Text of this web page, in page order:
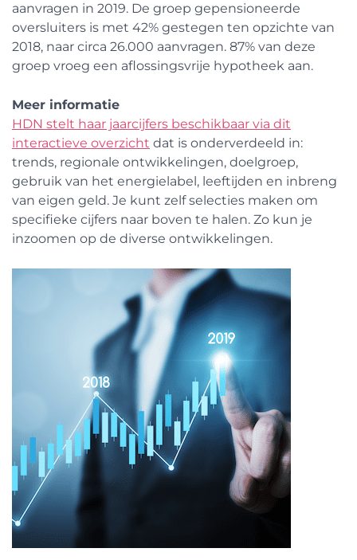
aanvragen in 2019. De groep gepensioneerde
oversluiters is met 42% gestegen ten opzichte van
2018, naar circa 26.000 aanvragen. 87% van deze
groep vroeg een aflossingsvrije hypotheek aan.
Meer informatie
HDN stelt haar jaarcijfers beschikbaar via dit
interactieve overzicht dat is onderverdeeld in:
trends, regionale ontwikkelingen, doelgroep,
gebruik van het energielabel, leeftijden en inbreng
van eigen geld. Je kunt zelf selecties maken om
specifieke cijfers naar boven te halen. Zo kun je
inzoomen op de diverse ontwikkelingen.